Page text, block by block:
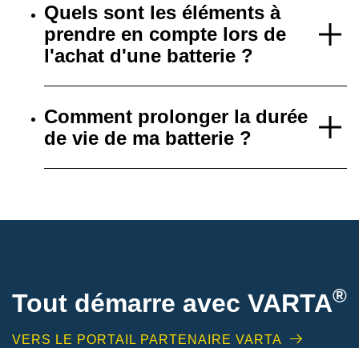
Quels sont les éléments à
prendre en compte lors de
l'achat d'une batterie ?
Comment prolonger la durée
de vie de ma batterie ?
Tout démarre avec VARTA®
VERS LE PORTAIL PARTENAIRE VARTA